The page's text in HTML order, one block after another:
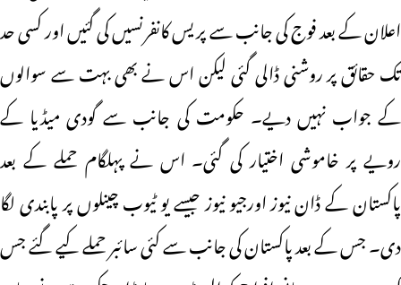
اعلان کے بعد فوج کی جانب سے پریس کانفرنسیں کی گئیں اور کسی حد
تک حقائق پر روشنی ڈالی گئی لیکن اس نے بھی بہت سے سوالوں
کے جواب نہیں دیے۔ حکومت کی جانب سے گودی میڈیا کے
رویے پر خاموشی اختیار کی گئی۔ اس نے پہلگام حملے کے بعد
پاکستان کے ڈان نیوز اورجیو نیوز جیسے یو ٹیوب چینلوں پر پابندی لگا
دی۔ جس کے بعد پاکستان کی جانب سے کئی سائبر حملے کیے گئے جس